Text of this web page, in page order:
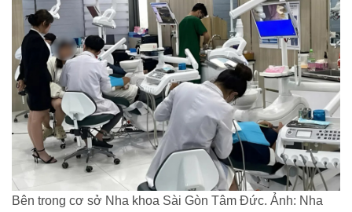
Bên trong cơ sở Nha khoa Sài Gòn Tâm Đức. Ảnh: Nha